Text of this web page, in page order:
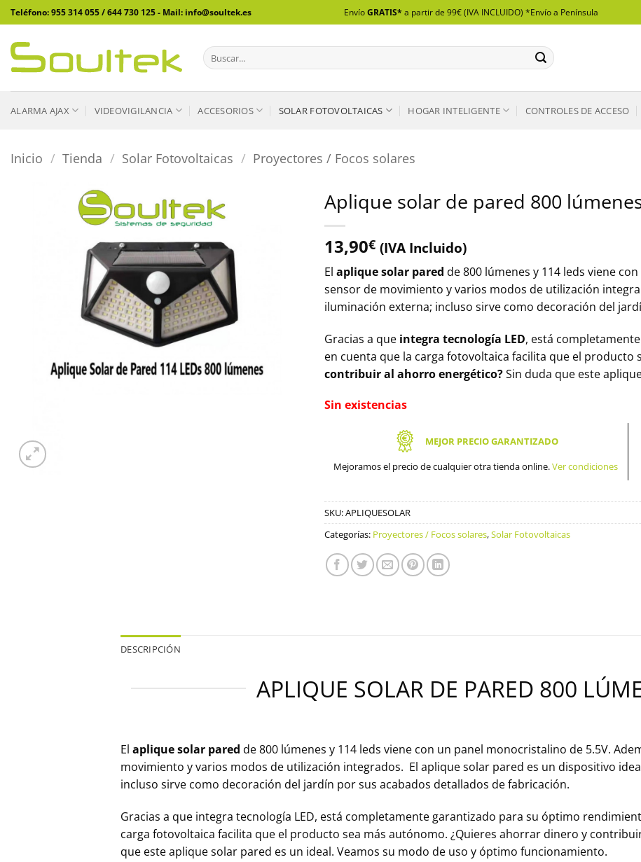
Saltar
al
contenido
Teléfono: 955 314 055 / 644 730 125 - Mail: info@soultek.es EnvíoGRATIS* a partir de 99€ (IVA INCLUIDO) *Envío a Península
Buscar
por:
ALARMA AJAX VIDEOVIGILANCIA ACCESORIOS SOLAR FOTOVOLTAICAS HOGAR INTELIGENTE CONTROLES DE ACCESO
Inicio / Tienda / Solar Fotovoltaicas / Proyectores / Focos solares
Aplique solar de pared 800
13,90€ (IVA Incluido)
El aplique solar pared de 800 lúmenes y 114 leds viene
sensor de movimiento y varios modos de utilización
iluminación externa; incluso sirve como decoración del
Gracias a que integra tecnología LED, está
en cuenta que la carga fotovoltaica facilita que el producto
contribuir al ahorro energético?Sin duda que este
Sin existencias
MEJOR PRECIO GARANTIZADO
Mejoramos el precio de cualquier otra tienda online.Ver condiciones
SKU:APLIQUESOLAR
Categorías: Proyectores / Focos solares,Solar Fotovoltaicas
DESCRIPCIÓN
APLIQUE SOLAR DE PARED 800
El aplique solar pared de 800 lúmenes y 114 leds viene con un panel monocristalino de 5.5V.
movimiento y varios modos de utilización integrados. El aplique solar pared es un dispositivo
incluso sirve como decoración del jardín por sus acabados detallados de fabricación.
Gracias a que integra tecnología LED, está completamente garantizado para su óptimo
carga fotovoltaica facilita que el producto sea más autónomo. ¿Quieres ahorrar dinero y
que este aplique solar pared es un ideal. Veamos su modo de uso y óptimo funcionamiento.